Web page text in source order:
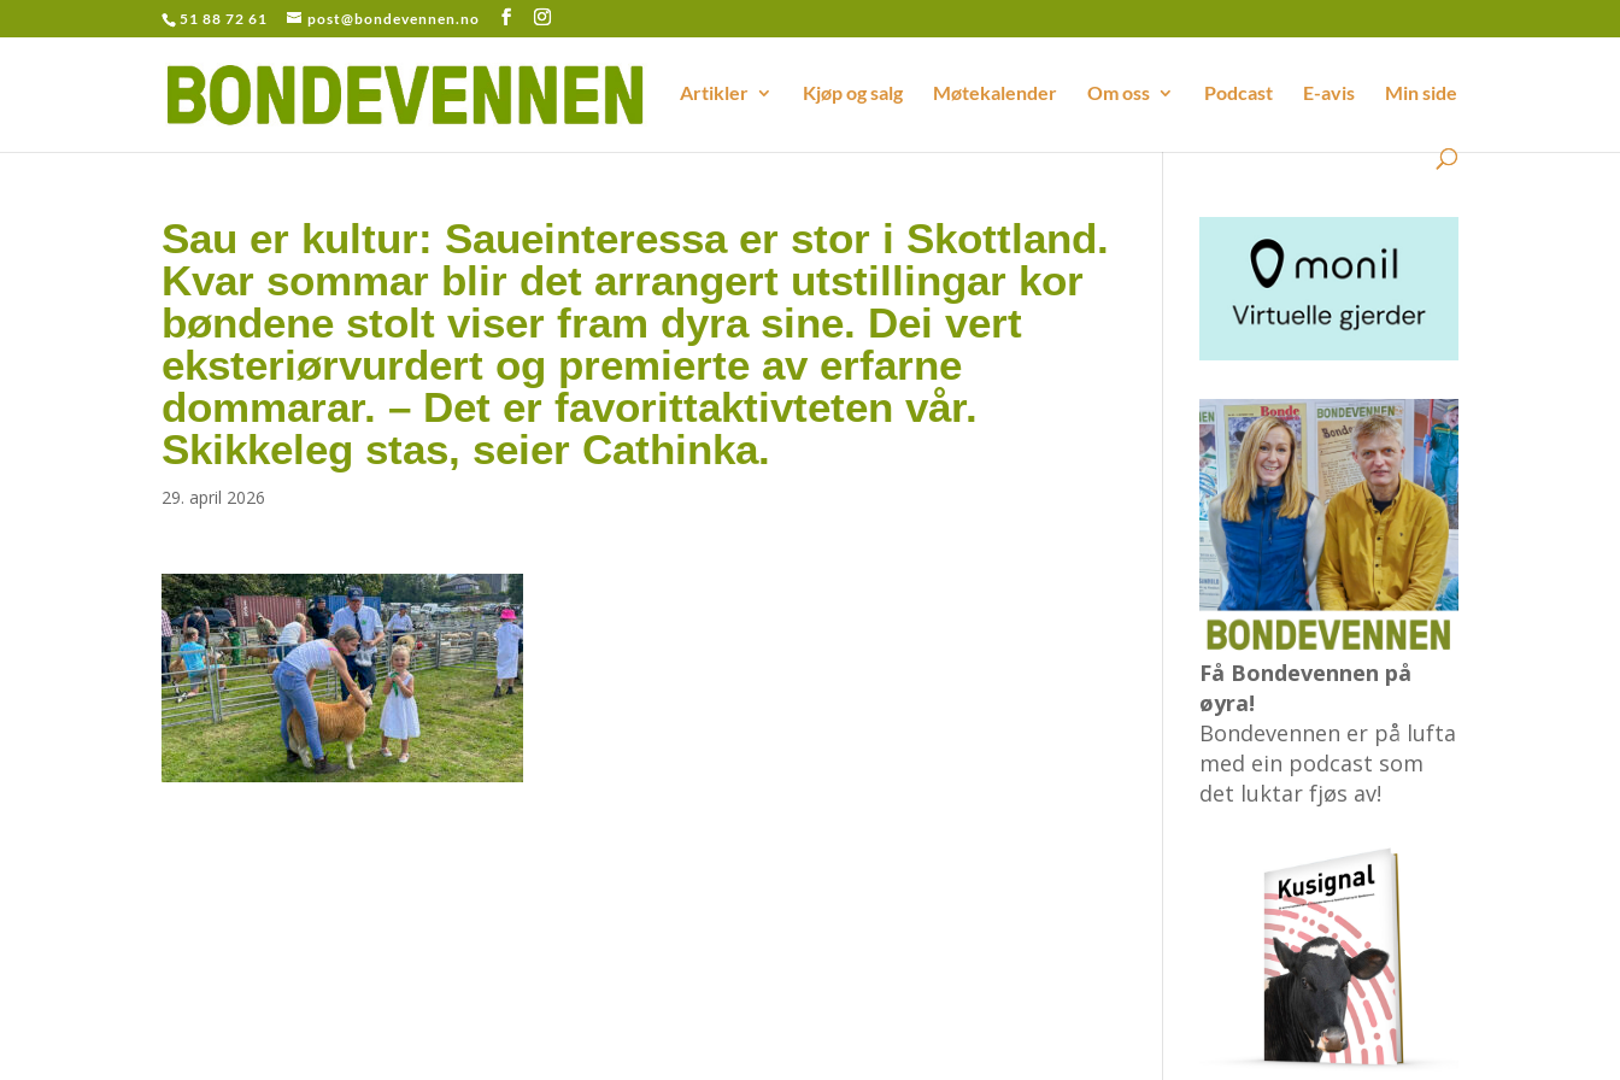
51 88 72 61 post@bondevennen.no
Artikler Kjøp og salg Møtekalender Om oss Podcast E-avis Min side
Sau er kultur: Saueinteressa er stor i Skottland.
Kvar sommar blir det arrangert utstillingar kor
bøndene stolt viser fram dyra sine. Dei vert
eksteriørvurdert og premierte av erfarne
dommarar. – Det er favorittaktivteten vår.
Skikkeleg stas, seier Cathinka.
29. april 2026
Få Bondevennen på
øyra!
Bondevennen er på lufta
med ein podcast som
det luktar fjøs av!